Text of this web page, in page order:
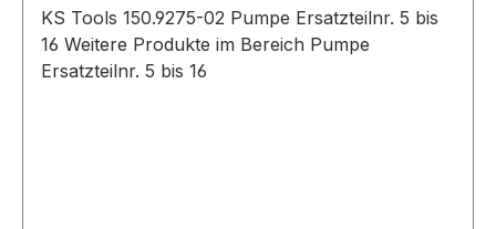
KS Tools 150.9275-02 Pumpe Ersatzteilnr. 5 bis
16 Weitere Produkte im Bereich Pumpe
Ersatzteilnr. 5 bis 16